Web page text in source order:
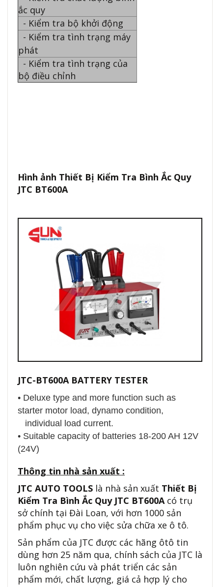
ắc quy
- Kiểm tra bộ khởi động
- Kiểm tra tình trạng máy
phát
- Kiểm tra tình trạng của
bộ điều chỉnh
Hình ảnh Thiết Bị Kiểm Tra Bình Ắc Quy
JTC BT600A
JTC-BT600A BATTERY TESTER
• Deluxe type and more function such as
starter motor load, dynamo condition,
individual load current.
• Suitable capacity of batteries 18-200 AH 12V
(24V)
Thông tin nhà sản xuất :
JTC AUTO TOOLS là nhà sản xuất Thiết Bị
Kiểm Tra Bình Ắc Quy JTC BT600A có trụ
sở chính tại Đài Loan, với hơn 1000 sản
phẩm phục vụ cho việc sửa chữa xe ô tô.
Sản phẩm của JTC được các hãng ôtô tin
dùng hơn 25 năm qua, chính sách của JTC là
luôn nghiên cứu và phát triển các sản
phẩm mới, chất lượng, giá cả hợp lý cho